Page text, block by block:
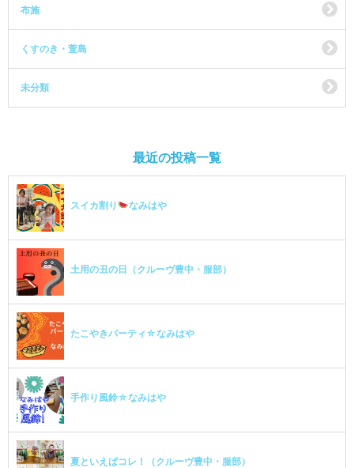
布施
くすのき・萱島
未分類
最近の投稿一覧
スイカ割り なみはや
土用の丑の日（クルーヴ豊中・服部）
たこやきパーティ☆なみはや
手作り風鈴☆なみはや
夏といえばコレ！（クルーヴ豊中・服部）